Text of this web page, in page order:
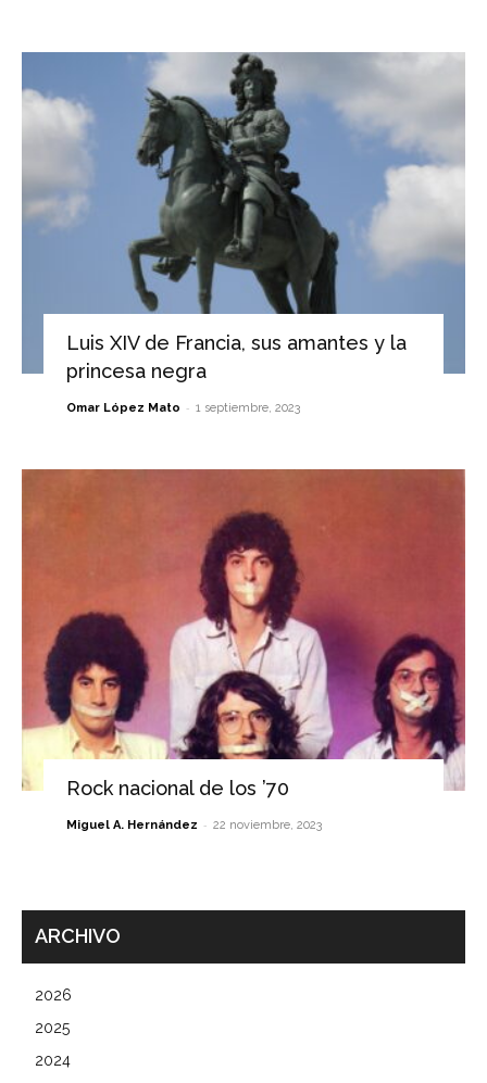
Luis XIV de Francia, sus amantes y la
princesa negra
Omar López Mato - 1 septiembre, 2023
Rock nacional de los ’70
Miguel A. Hernández - 22 noviembre, 2023
ARCHIVO
2026
2025
2024